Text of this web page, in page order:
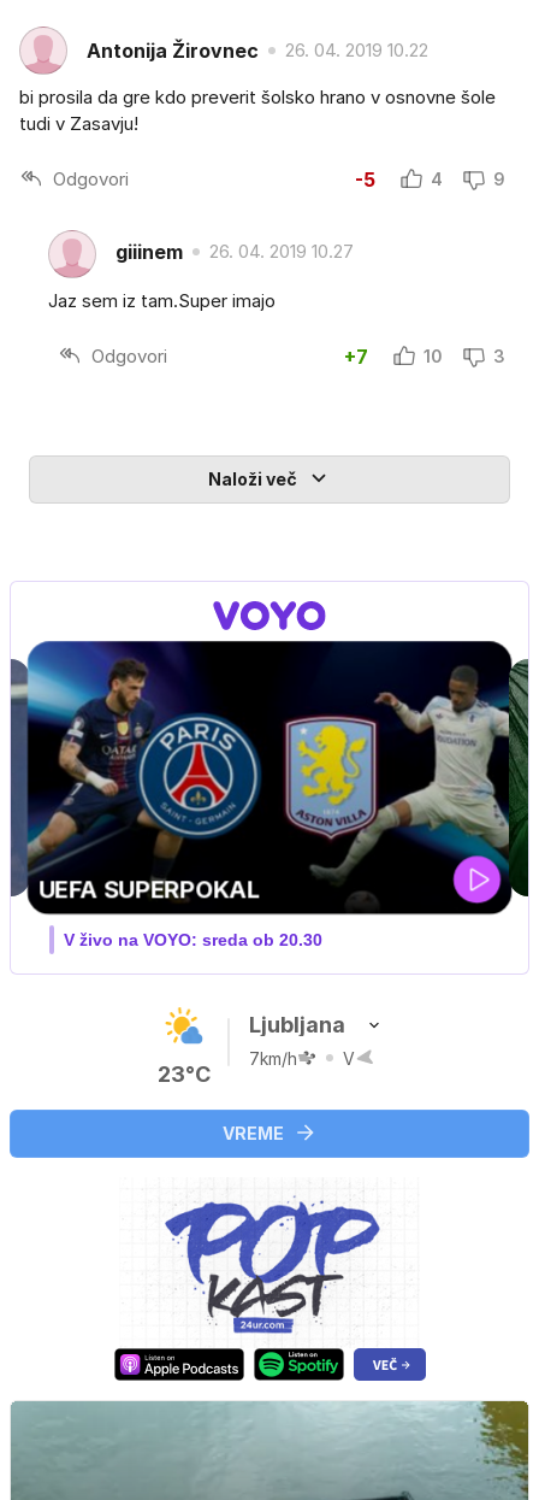
Antonija Žirovnec 26. 04. 2019 10.22
bi prosila da gre kdo preverit šolsko hrano v osnovne šole
tudi v Zasavju!
Odgovori -5 4 9
giiinem 26. 04. 2019 10.27
Jaz sem iz tam.Super imajo
Odgovori +7 10 3
Naloži več
23°C
Ljubljana
7km/h V
VREME